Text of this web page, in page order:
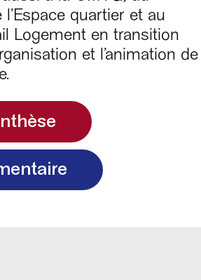
quartier et au
Logement en transition
et l’animation de